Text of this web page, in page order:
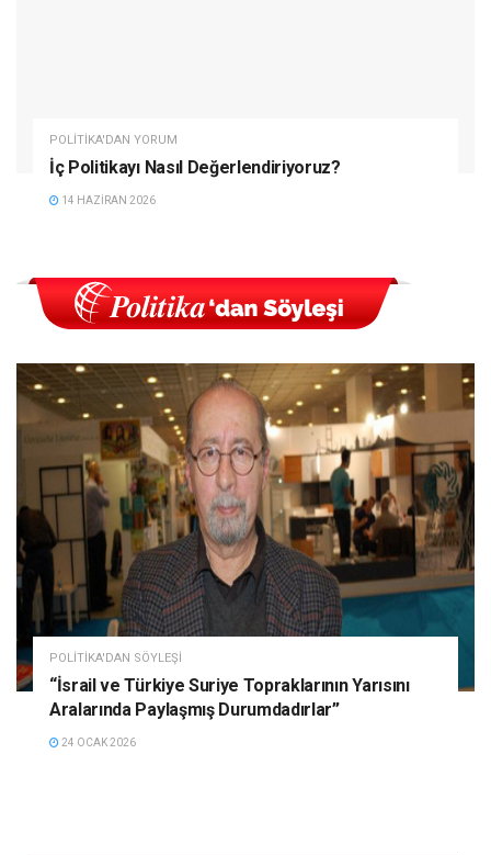
POLITIKA'DAN YORUM
İç Politikayı Nasıl Değerlendiriyoruz?
14 HAZIRAN 2026
POLITIKA'DAN SÖYLEŞI
“İsrail ve Türkiye Suriye Topraklarının Yarısını
Aralarında Paylaşmış Durumdadırlar”
24 OCAK 2026